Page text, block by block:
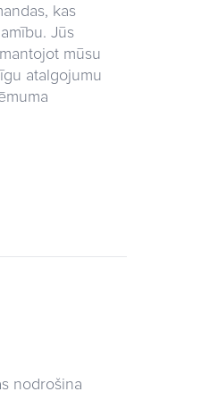
kas
Jūs
mūsu
atalgojumu
nodrošina